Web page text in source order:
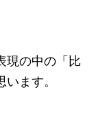
現の中の「比
ます。